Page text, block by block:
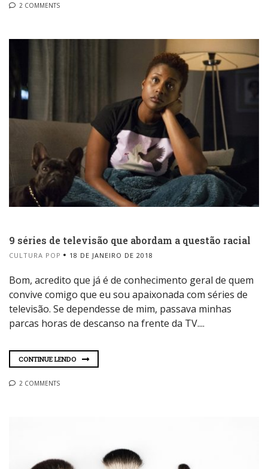
2 COMMENTS
9 séries de televisão que abordam a questão racial
CULTURA POP 18 DE JANEIRO DE 2018
Bom, acredito que já é de conhecimento geral de quem
convive comigo que eu sou apaixonada com séries de
televisão. Se dependesse de mim, passava minhas
parcas horas de descanso na frente da TV....
CONTINUE LENDO
2 COMMENTS